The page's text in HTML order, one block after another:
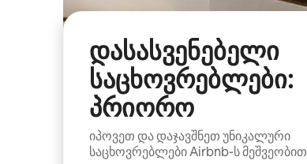
დასასვენებელი
საცხოვრებლები:
პრიორო
იპოვეთ და დაჯავშნეთ უნიკალური
საცხოვრებლები Airbnb-ს მეშვეობით